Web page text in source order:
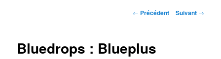
Navigation
← Précédent Suivant →
Bluedrops : Blueplus